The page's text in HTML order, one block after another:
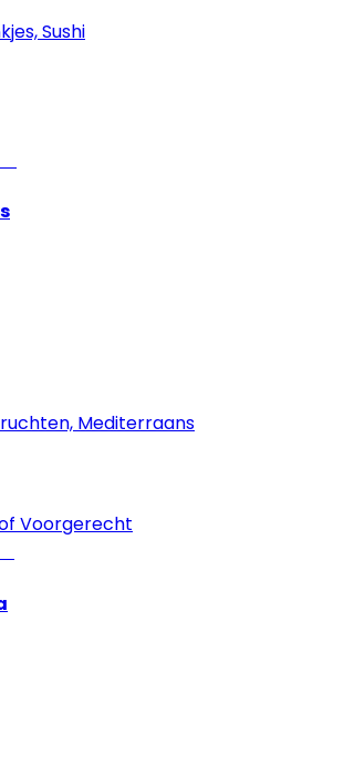
Sushi
Mediterraans
Voorgerecht